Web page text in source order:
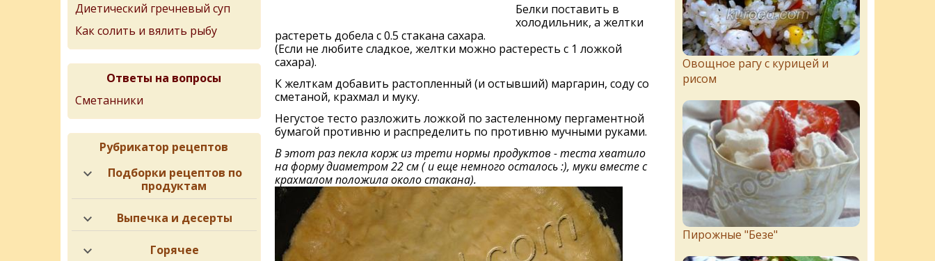
Белки поставить в
холодильник, а желтки
растереть добела с 0.5 стакана сахара.
(Если не любите сладкое, желтки можно растересть с 1 ложкой
сахара).
К желткам добавить растопленный (и остывший) маргарин, соду со
сметаной, крахмал и муку.
Негустое тесто разложить ложкой по застеленному пергаментной
бумагой противню и распределить по противню мучными руками.
В этот раз пекла корж из трети нормы продуктов - теста хватило
на форму диаметром 22 см ( и еще немного осталось :), муки вместе с
крахмалом положила около стакана).
Диетический гречневый суп
Как солить и вялить рыбу
Ответы на вопросы
Сметанники
Рубрикатор рецептов
Подборки рецептов по
продуктам
Выпечка и десерты
Горячее
Овощное рагу с курицей и
рисом
Пирожныe "Бeзe"